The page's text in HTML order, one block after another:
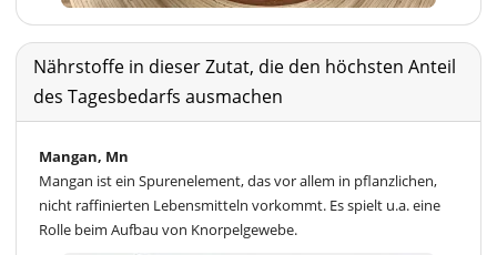
Nährstoffe in dieser Zutat, die den höchsten Anteil
des Tagesbedarfs ausmachen
Mangan, Mn
Mangan ist ein Spurenelement, das vor allem in pflanzlichen,
nicht raffinierten Lebensmitteln vorkommt. Es spielt u.a. eine
Rolle beim Aufbau von Knorpelgewebe.